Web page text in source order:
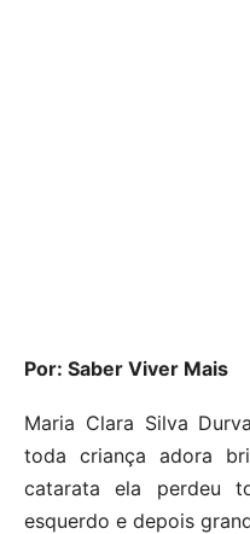
Por: Saber Viver Mais
Maria Clara Silva
toda criança adora
catarata ela perdeu
esquerdo e depois